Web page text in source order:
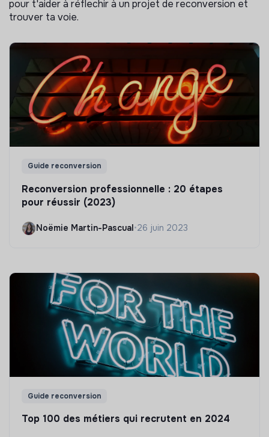
pour t'aider à réflechir à un projet de reconversion et
trouver ta voie.
Guide reconversion
Reconversion professionnelle : 20 étapes
pour réussir (2023)
Noëmie Martin-Pascual•26 juin 2023
Guide reconversion
Top 100 des métiers qui recrutent en 2024